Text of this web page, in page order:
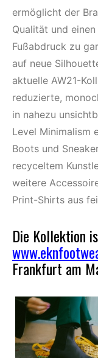
ermöglicht der
Qualität und
Fußabdruck zu
auf neue
aktuelle AW21-
reduzierte,
in nahezu
Level Minimalism
Boots und
recyceltem
weitere
Print-Shirts aus
Die Kollektion
Frankfurt am